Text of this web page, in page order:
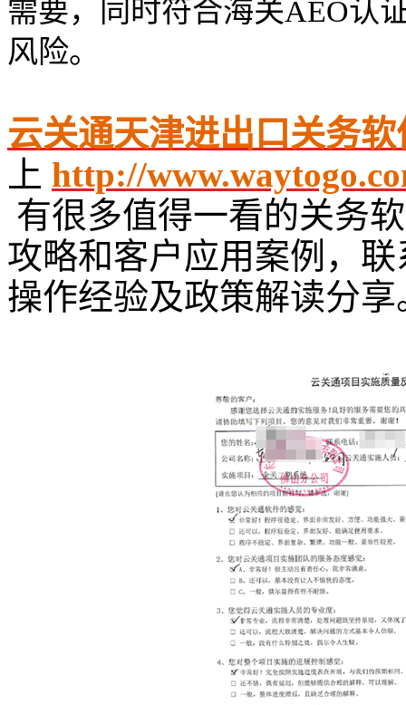
需要，同时符合海关AEO认
风险。
云关通天津进出口关务软
上 http://
有很多值得一看的关务
攻略和客户应用案例，
操作经验及政策解读分享